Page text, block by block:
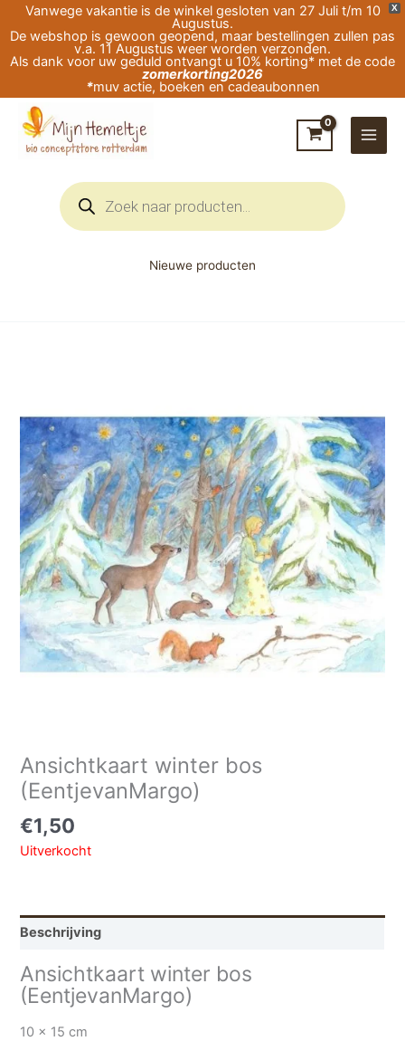
X
Vanwege vakantie is de winkel gesloten van 27 Juli t/m 10
Augustus.
De webshop is gewoon geopend, maar bestellingen zullen pas
v.a. 11 Augustus weer worden verzonden.
Als dank voor uw geduld ontvangt u 10% korting* met de code
zomerkorting2026
*muv actie, boeken en cadeaubonnen
naar
de
Producten
zoeken
Nieuwe producten
Ansichtkaart winter bos
(EentjevanMargo)
€1,50
Uitverkocht
Beschrijving
Ansichtkaart winter bos
(EentjevanMargo)
10 x 15 cm